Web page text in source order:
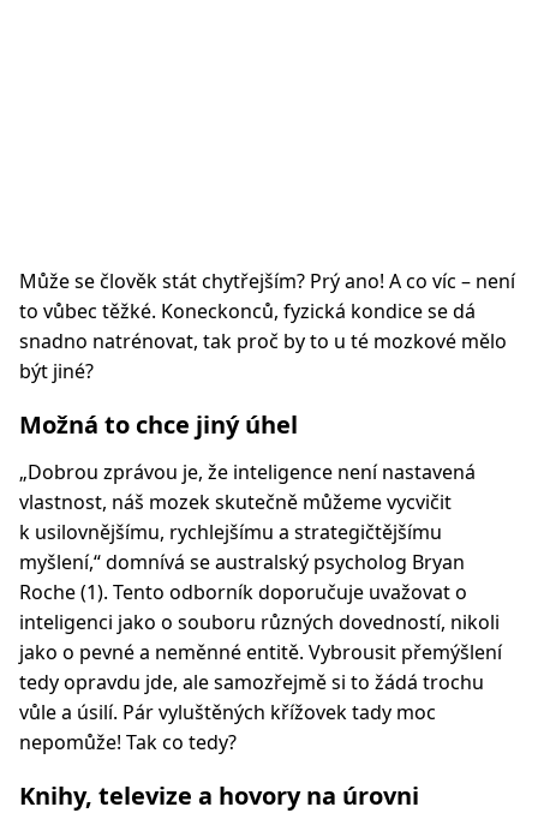
Může se člověk stát chytřejším? Prý ano! A co víc – není
to vůbec těžké. Koneckonců, fyzická kondice se dá
snadno natrénovat, tak proč by to u té mozkové mělo
být jiné?
Možná to chce jiný úhel
„Dobrou zprávou je, že inteligence není nastavená
vlastnost, náš mozek skutečně můžeme vycvičit
k usilovnějšímu, rychlejšímu a strategičtějšímu
myšlení,“ domnívá se australský psycholog Bryan
Roche (1). Tento odborník doporučuje uvažovat o
inteligenci jako o souboru různých dovedností, nikoli
jako o pevné a neměnné entitě. Vybrousit přemýšlení
tedy opravdu jde, ale samozřejmě si to žádá trochu
vůle a úsilí. Pár vyluštěných křížovek tady moc
nepomůže! Tak co tedy?
Knihy, televize a hovory na úrovni